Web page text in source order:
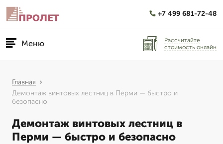
+7 499 681-72-48
Меню
Рассчитайте
стоимость онлайн
Главная
Демонтаж винтовых лестниц в Перми — быстро и
безопасно
Демонтаж винтовых лестниц в
Перми — быстро и безопасно